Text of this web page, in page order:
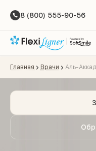
8 (800) 555-90-56
Главная Врачи Аль-